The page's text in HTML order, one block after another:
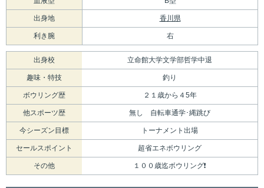
出身地 香川県
利き腕 右
出身校 立命館大学文学部哲学中退
趣味・特技 釣り
ボウリング歴 ２１歳から４5年
他スポーツ歴 無し 自転車通学･縄跳び
今シーズン目標 トーナメント出場
セールスポイント 超省エネボウリング
その他 １００歳迄ボウリング❗